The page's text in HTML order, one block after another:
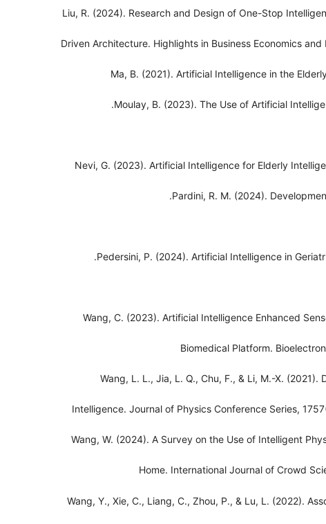
Liu, R. (2024). Research and Design of One-Stop
Driven Architecture. Highlights in Business Economics
Ma, B. (2021). Artificial Intelligence in the
Moulay, B. (2023). The Use of Artificial
Nevi, G. (2023). Artificial Intelligence for Elderly
Pardini, R. M. (2024).
Pedersini, P. (2024). Artificial Intelligence in
Wang, C. (2023). Artificial Intelligence Enhanced
Biomedical Platform.
Wang, L. L., Jia, L. Q., Chu, F., & Li, M.-X.
Intelligence. Journal of Physics Conference Series,
Wang, W. (2024). A Survey on the Use of Intelligent
Home. International Journal of Crowd
Wang, Y., Xie, C., Liang, C., Zhou, P., & Lu, L. (2022).